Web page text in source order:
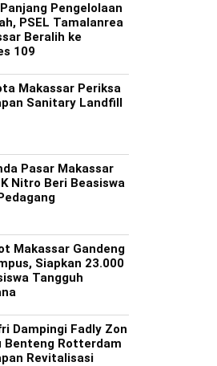
Pengelolaan
PSEL Tamalanrea
Beralih ke
109
Makassar Periksa
Sanitary Landfill
Pasar Makassar
Nitro Beri Beasiswa
Makassar Gandeng
Siapkan 23.000
Tangguh
Dampingi Fadly Zon
Benteng Rotterdam
Revitalisasi